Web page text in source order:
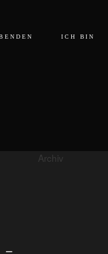
ICH BIN
Archiv